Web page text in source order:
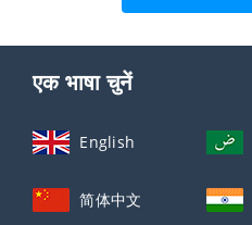
एक भाषा चुनें
English
简体中文